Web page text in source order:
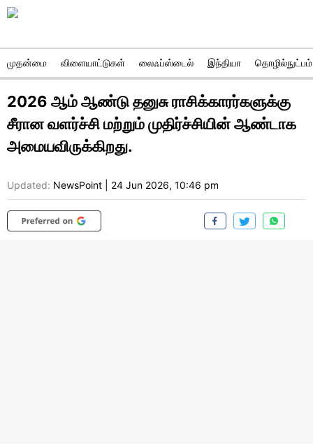
முதன்மை விளையாட்டுகள் லைஃப்ஸ்டைல் இந்தியா தொழில்நுட்பம்
2026 ஆம் ஆண்டு தனுசு ராசிக்காரர்களுக்கு
சீரான வளர்ச்சி மற்றும் முதிர்ச்சியின் ஆண்டாக
அமையவிருக்கிறது.
Updated: NewsPoint 24 Jun 2026, 10:46 pm